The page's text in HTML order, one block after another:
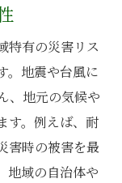
特有の災害リス
。地震や台風に
、地元の気候や
す。例えば、耐
害時の被害を最
地域の自治体や